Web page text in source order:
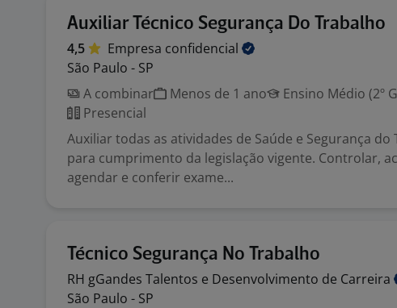
Auxiliar Técnico Segurança Do Trabalho
4,5 Empresa confidencial
São Paulo - SP
A combinar
Menos de 1 ano
Ensino Médio (2º
Presencial
Auxiliar todas as atividades de Saúde e Segurança do
para cumprimento da legislação vigente. Controlar,
agendar e conferir exame...
Técnico Segurança No Trabalho
RH gGandes Talentos e Desenvolvimento de Carreira
São Paulo - SP